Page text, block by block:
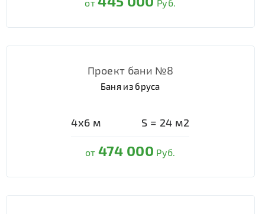
от Руб.
Проект бани №8
Баня из бруса
4х6 м S = 24 м2
от 474 000 Руб.